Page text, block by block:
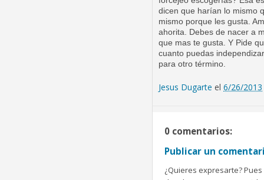
dicen que harían lo mismo
mismo porque les gusta.
ahorita. Debes de nacer a
que mas te gusta. Y Pide
cuanto puedas
para otro término.
Jesus Dugarte el 6/26/2013
0 comentarios:
Publicar un
¿Quieres expresarte?